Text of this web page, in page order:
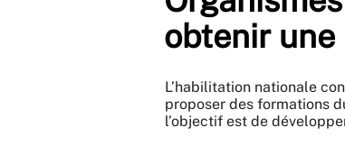
obtenir
L’habilitation nationale
proposer des formations
l’objectif est de